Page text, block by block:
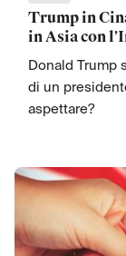
Trump in
in Asia con
Donald Trump
di un
aspettare?